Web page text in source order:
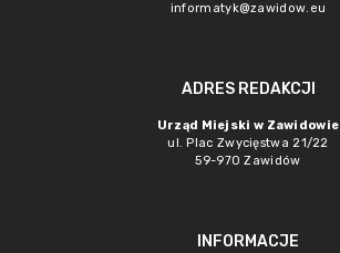
informatyk@zawidow.eu
ADRES REDAKCJI
Urząd Miejski w Zawidowie
ul. Plac Zwycięstwa 21/22
59-970 Zawidów
INFORMACJE